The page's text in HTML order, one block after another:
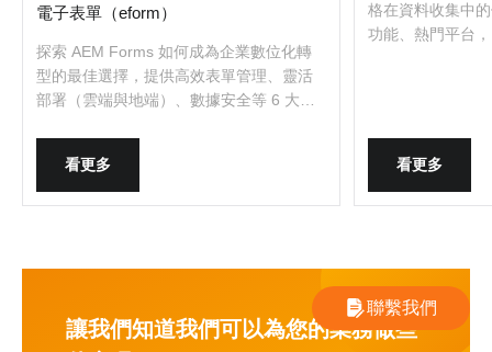
電子表單（eform）
探索 AEM Forms 如何成為企業數位化轉
型的最佳選擇，提供高效表單管理、靈活
部署（雲端與地端）、數據安全等 6 大優
看更多
格在資料收集中
功能、熱門平台
看更多
讓我們知道我們可以為您的業務做些
聯繫我們